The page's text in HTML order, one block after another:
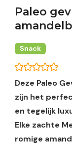
Paleo
Snack
Deze Paleo
zijn het
en tegelijk
Elke zachte
romige